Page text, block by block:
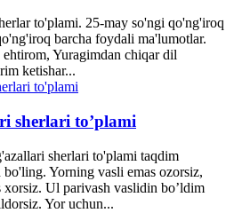
to'plami. 25-may so'ngi qo'ng'iroq
barcha foydali ma'lumotlar.
Yuragimdan chiqar dil
ketishar...
sherlari to’plami
sherlari to'plami taqdim
Yorning vasli emas ozorsiz,
Ul parivash vaslidin bo’ldim
Yor uchun...